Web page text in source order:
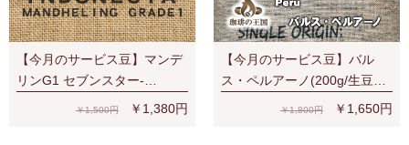
【今月のサービス豆】マンデ
リンG1 セブンスター-
SevenStars (200g/生豆時) RA
￥1,500円 ￥1,380円
【今月のサービス豆】バル
ス・ペルアーノ(200g/生豆
時)RA認証 スペシャルティ 芳
￥1,800円 ￥1,650円